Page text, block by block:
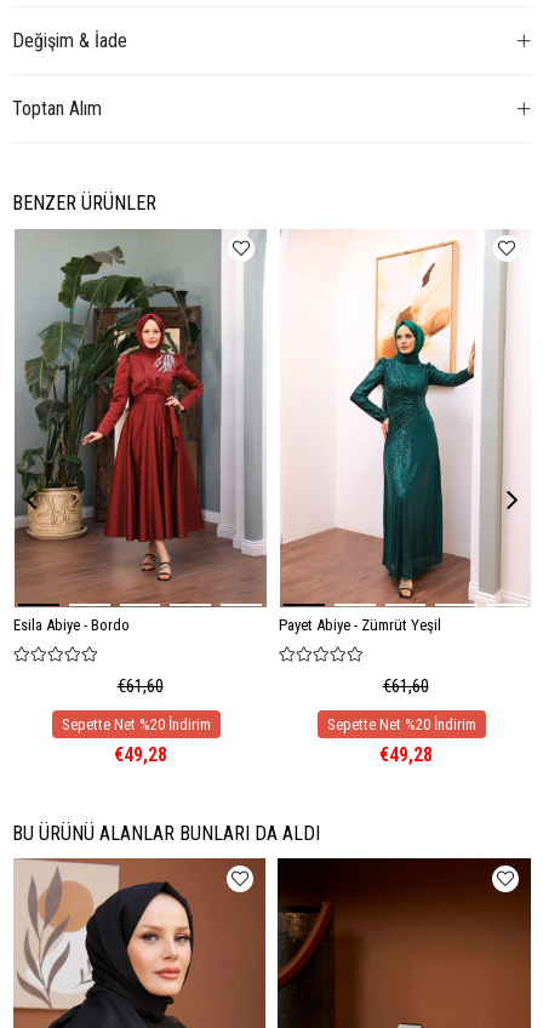
Değişim & İade
Toptan Alım
BENZER ÜRÜNLER
Esila Abiye - Bordo
€61,60
€49,28
Payet Abiye - Zümrüt Yeşil
€61,60
€49,28
BU ÜRÜNÜ ALANLAR BUNLARI DA ALDI